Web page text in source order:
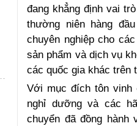
đang khẳng định vai
thường niên hàng
chuyên nghiệp cho
sản phẩm và dịch vụ
các quốc gia khác trên
Với mục đích tôn vinh
nghỉ dưỡng và các
chuyển đã đồng